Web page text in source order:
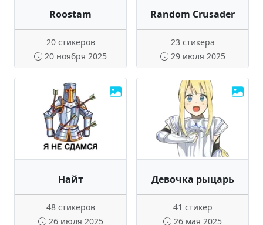
Roostam
20 стикеров
20 ноября 2025
Random Crusader
23 стикера
29 июля 2025
Найт
48 стикеров
26 июля 2025
Девочка рыцарь
41 стикер
26 мая 2025